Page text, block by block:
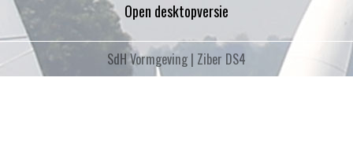
Open desktopversie
SdH Vormgeving | Ziber DS4